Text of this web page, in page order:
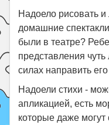
Надоело рисовать и
домашние
были в театре?
представления
силах направить
Надоели стихи -
апликацией, есть
которые даже могут